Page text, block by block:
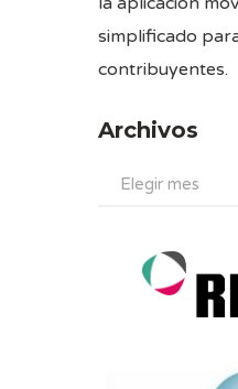
simplificado
contribuyentes.
Archivos
Archivos